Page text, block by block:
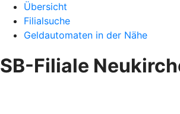
Übersicht
Filialsuche
Geldautomaten in der Nähe
SB-Filiale